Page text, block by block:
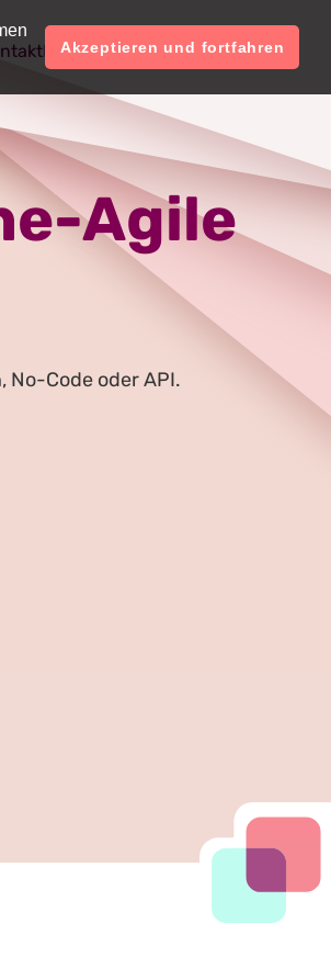
Akzeptieren und fortfahren
Preise Deutsch Konto
Agile
No-Code oder API.